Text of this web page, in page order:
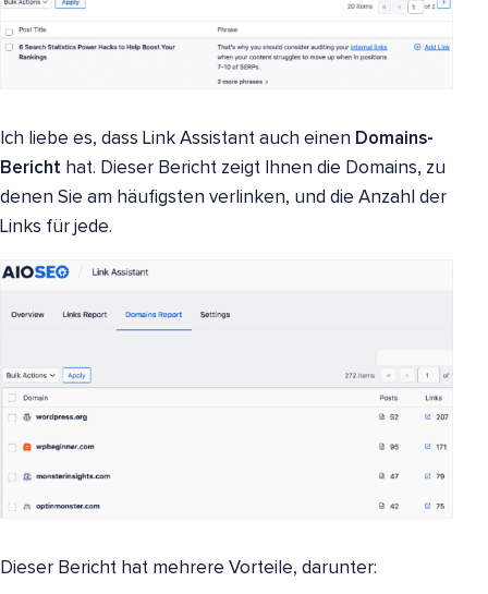
Ich liebe es, dass Link Assistant auch einen Domains-
Bericht hat. Dieser Bericht zeigt Ihnen die Domains, zu
denen Sie am häufigsten verlinken, und die Anzahl der
Links für jede.
Dieser Bericht hat mehrere Vorteile, darunter: